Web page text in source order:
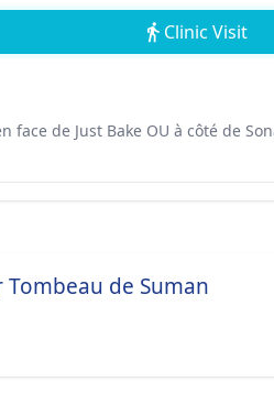
Clinic Visit
face de Just Bake OU à côté de
de Suman